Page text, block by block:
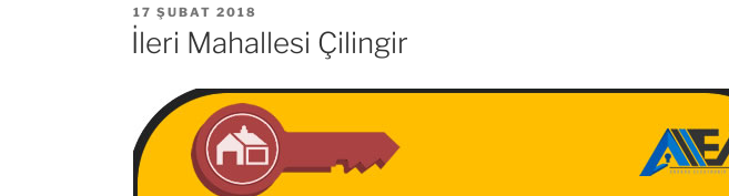
YAYIM
TARIHI
17 ŞUBAT 2018
İleri Mahallesi Çilingir